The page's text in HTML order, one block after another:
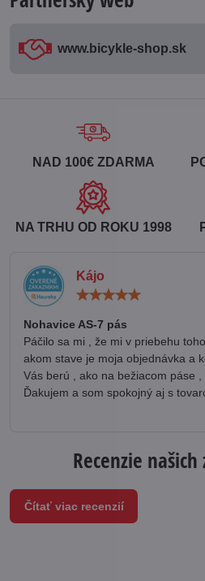
www​.bicykle-shop​.sk
NAD 100€ ZDARMA
NA TRHU OD ROKU 1998
Kájo
Nohavice AS-7 pás
Páčilo sa mi , že mi v priebehu
akom stave je moja objednávka a
Vás berú , ako na bežiacom páse
Ďakujem a som spokojný aj s
Recenzie
Čítať viac recenzií